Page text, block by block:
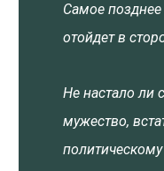
Самое позднее
отойдет в
Не настало ли
мужество,